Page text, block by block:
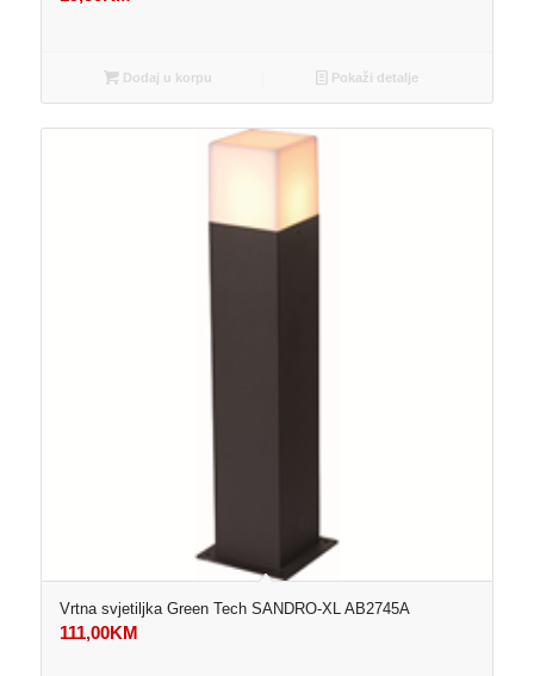
Dodaj u korpu Pokaži detalje
Vrtna svjetiljka Green Tech SANDRO-XL AB2745A
111,00KM